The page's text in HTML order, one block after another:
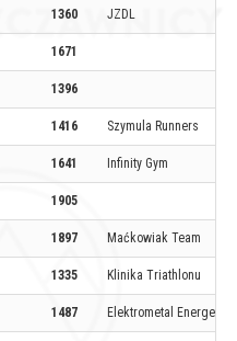
1360 JZDL
1671
1396
1416 Szymula Runners
1641 Infinity Gym
1905
1897 Maćkowiak Team
1335 Klinika Triathlonu
1487 Elektrometal Energetyka